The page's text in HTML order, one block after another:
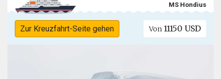
MS Hondius
Zur Kreuzfahrt-Seite gehen Von 11150 USD